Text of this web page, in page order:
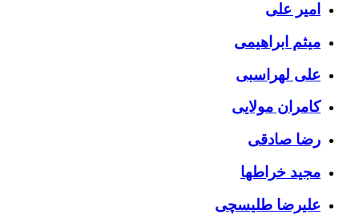
امیر علی
میثم ابراهیمی
علی لهراسبی
کامران مولایی
رضا صادقی
مجید خراطها
علیرضا طلیسچی